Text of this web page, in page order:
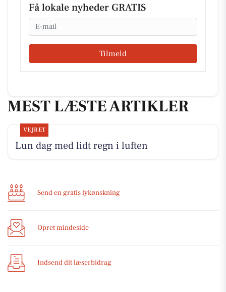
Få lokale nyheder GRATIS
Email
Tilmeld
MEST LÆSTE ARTIKLER
VEJRET
Lun dag med lidt regn i luften
Send en gratis lykønskning
Opret mindeside
Indsend dit læserbidrag